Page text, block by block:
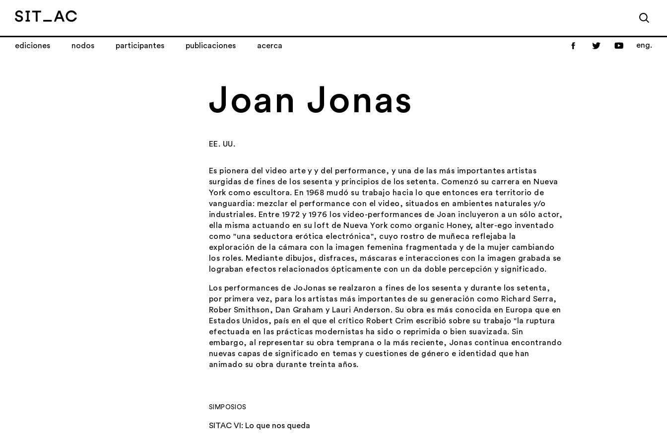
eng.
ediciones nodos participantes publicaciones acerca
Joan Jonas
EE. UU.
Es pionera del video arte y y del performance, y una de las más importantes artistas
surgidas de fines de los sesenta y principios de los setenta. Comenzó su carrera en Nueva
York como escultora. En 1968 mudó su trabajo hacia lo que entonces era territorio de
vanguardia: mezclar el performance con el video, situados en ambientes naturales y/o
industriales. Entre 1972 y 1976 los video-performances de Joan incluyeron a un sólo actor,
ella misma actuando en su loft de Nueva York como organic Honey, alter-ego inventado
como "una seductora erótica electrónica", cuyo rostro de muñeca reflejaba la
exploración de la cámara con la imagen femenina fragmentada y de la mujer cambiando
los roles. Mediante dibujos, disfraces, máscaras e interacciones con la imagen grabada se
lograban efectos relacionados ópticamente con un da doble percepción y significado.
Los performances de JoJonas se realzaron a fines de los sesenta y durante los setenta,
por primera vez, para los artistas más importantes de su generación como Richard Serra,
Rober Smithson, Dan Graham y Lauri Anderson. Su obra es más conocida en Europa que en
Estados Unidos, país en el que el crítico Robert Crim escribió sobre su trabajo "la ruptura
efectuada en las prácticas modernistas ha sido o reprimida o bien suavizada. Sin
embargo, al representar su obra temprana o la más reciente, Jonas continua encontrando
nuevas capas de significado en temas y cuestiones de género e identidad que han
animado su obra durante treinta años.
SIMPOSIOS
SITAC VI: Lo que nos queda